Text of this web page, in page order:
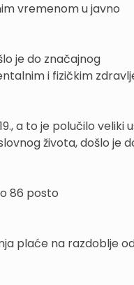
vremenom u javno
je do značajnog
i fizičkim
a to je polučilo veliki
života, došlo je
86 posto
plaće na razdoblje